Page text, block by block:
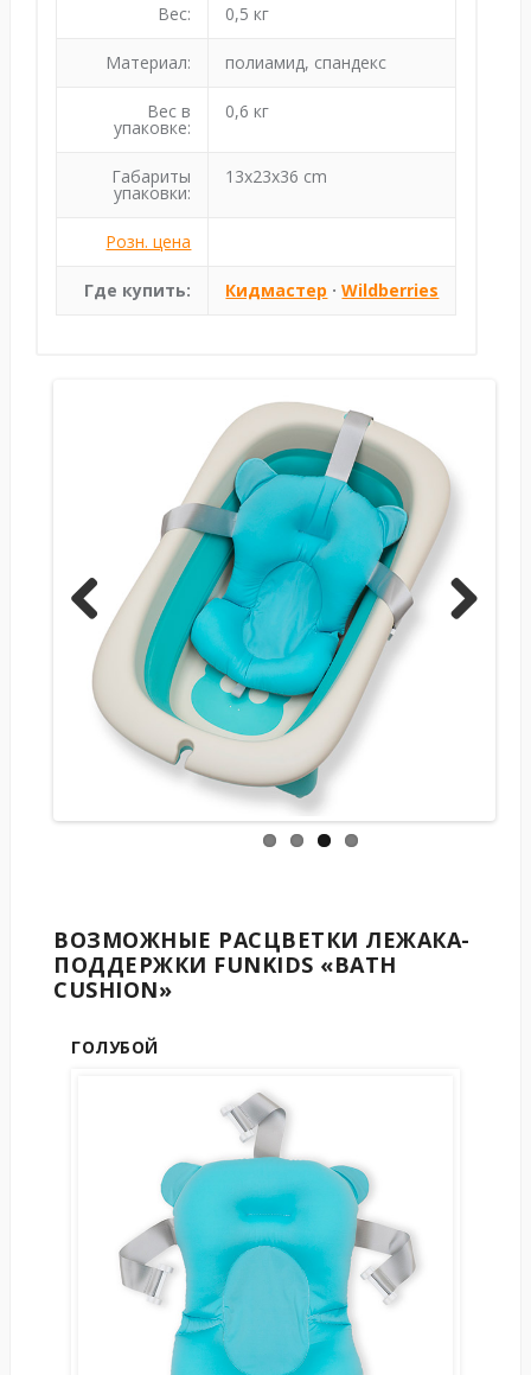
Вес: 0,5 кг
Материал: полиамид, спандекс
Вес в
упаковке:
0,6 кг
Габариты
упаковки:
13x23x36 cm
Розн. цена
Где купить: Кидмастер ·Wildberries
Previ
ous
ВОЗМОЖНЫЕ РАСЦВЕТКИ ЛЕЖАКА-
ПОДДЕРЖКИ FUNKIDS «BATH
CUSHION»
ГОЛУБОЙ